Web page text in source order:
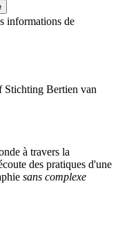
informations de
Bertien van
à travers la
des pratiques d'une
sans complexe